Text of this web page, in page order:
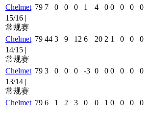
Chelmet 79 7 0 0 0 1 4 0 0 0 0 0
15/16 |
常规赛
Chelmet 79 44 3 9 12 6 20 2 1 0 0 0
14/15 |
常规赛
Chelmet 79 3 0 0 0 -3 0 0 0 0 0 0
13/14 |
常规赛
Chelmet 79 6 1 2 3 0 0 1 0 0 0 0